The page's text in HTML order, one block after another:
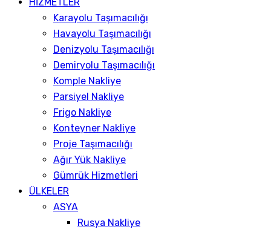
HİZMETLER
Karayolu Taşımacılığı
Havayolu Taşımacılığı
Denizyolu Taşımacılığı
Demiryolu Taşımacılığı
Komple Nakliye
Parsiyel Nakliye
Frigo Nakliye
Konteyner Nakliye
Proje Taşımacılığı
Ağır Yük Nakliye
Gümrük Hizmetleri
ÜLKELER
ASYA
Rusya Nakliye